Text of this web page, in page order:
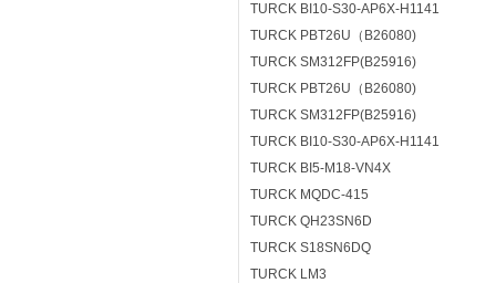
TURCK BI10-S30-AP6X-H1141
TURCK PBT26U（B26080)
TURCK SM312FP(B25916)
TURCK PBT26U（B26080)
TURCK SM312FP(B25916)
TURCK BI10-S30-AP6X-H1141
TURCK BI5-M18-VN4X
TURCK MQDC-415
TURCK QH23SN6D
TURCK S18SN6DQ
TURCK LM3